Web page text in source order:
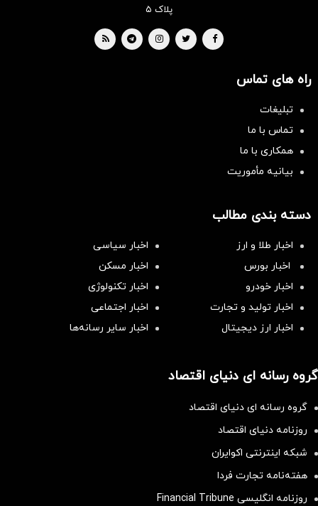
پلاک ۵
راه های تماس
تبلیغات
تماس با ما
همکاری با ما
بیانیه مأموریت
دسته بندی مطالب
اخبار طلا و ارز
اخبار سیاسی
اخبار بورس
اخبار مسکن
اخبار خودرو
اخبار تکنولوژی
اخبار تولید و تجارت
اخبار اجتماعی
اخبار ارز دیجیتال
اخبار سایر رسانه‌‌ها
گروه رسانه ای دنیای اقتصاد
گروه رسانه ای دنیای اقتصاد
روزنامه دنیای اقتصاد
شبکه اینترنتی اکوایران
هفته‌نامه تجارت فردا
روزنامه انگلیسی Financial Tribune